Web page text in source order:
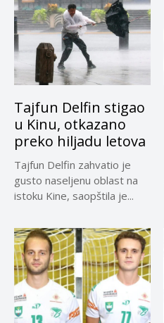
Tajfun Delfin stigao
u Kinu, otkazano
preko hiljadu letova
Tajfun Delfin zahvatio je
gusto naseljenu oblast na
istoku Kine, saopštila je...